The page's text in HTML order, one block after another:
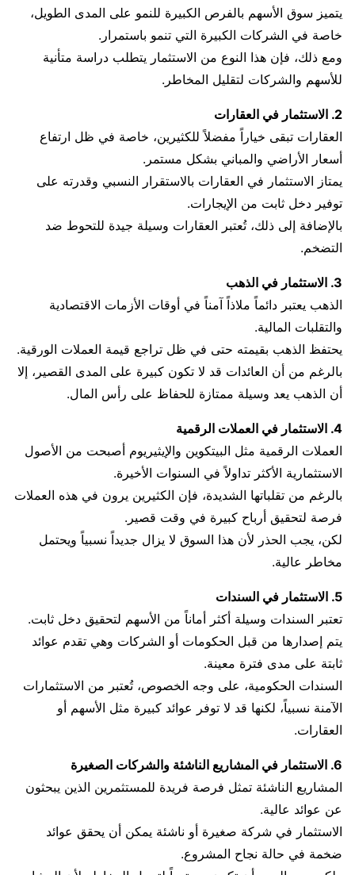
يتميز سوق الأسهم بالفرص الكبيرة للنمو على المدى الطويل،
خاصة في الشركات الكبيرة التي تنمو باستمرار.
ومع ذلك، فإن هذا النوع من الاستثمار يتطلب دراسة متأنية
للأسهم والشركات لتقليل المخاطر.
2. الاستثمار في العقارات
العقارات تبقى خياراً مفضلاً للكثيرين، خاصة في ظل ارتفاع
أسعار الأراضي والمباني بشكل مستمر.
يمتاز الاستثمار في العقارات بالاستقرار النسبي وقدرته على
توفير دخل ثابت من الإيجارات.
بالإضافة إلى ذلك، تُعتبر العقارات وسيلة جيدة للتحوط ضد
التضخم.
3. الاستثمار في الذهب
الذهب يعتبر دائماً ملاذاً آمناً في أوقات الأزمات الاقتصادية
والتقلبات المالية.
يحتفظ الذهب بقيمته حتى في ظل تراجع قيمة العملات الورقية.
بالرغم من أن العائدات قد لا تكون كبيرة على المدى القصير، إلا
أن الذهب يعد وسيلة ممتازة للحفاظ على رأس المال.
4. الاستثمار في العملات الرقمية
العملات الرقمية مثل البيتكوين والإيثيريوم أصبحت من الأصول
الاستثمارية الأكثر تداولاً في السنوات الأخيرة.
بالرغم من تقلباتها الشديدة، فإن الكثيرين يرون في هذه العملات
فرصة لتحقيق أرباح كبيرة في وقت قصير.
لكن، يجب الحذر لأن هذا السوق لا يزال جديداً نسبياً ويحتمل
مخاطر عالية.
5. الاستثمار في السندات
تعتبر السندات وسيلة أكثر أماناً من الأسهم لتحقيق دخل ثابت.
يتم إصدارها من قبل الحكومات أو الشركات وهي تقدم عوائد
ثابتة على مدى فترة معينة.
السندات الحكومية، على وجه الخصوص، تُعتبر من الاستثمارات
الآمنة نسبياً، لكنها قد لا توفر عوائد كبيرة مثل الأسهم أو
العقارات.
6. الاستثمار في المشاريع الناشئة والشركات الصغيرة
المشاريع الناشئة تمثل فرصة فريدة للمستثمرين الذين يبحثون
عن عوائد عالية.
الاستثمار في شركة صغيرة أو ناشئة يمكن أن يحقق عوائد
ضخمة في حالة نجاح المشروع.